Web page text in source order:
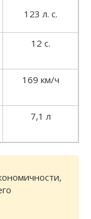
123 л. с.
12 с.
169 км/ч
7,1 л